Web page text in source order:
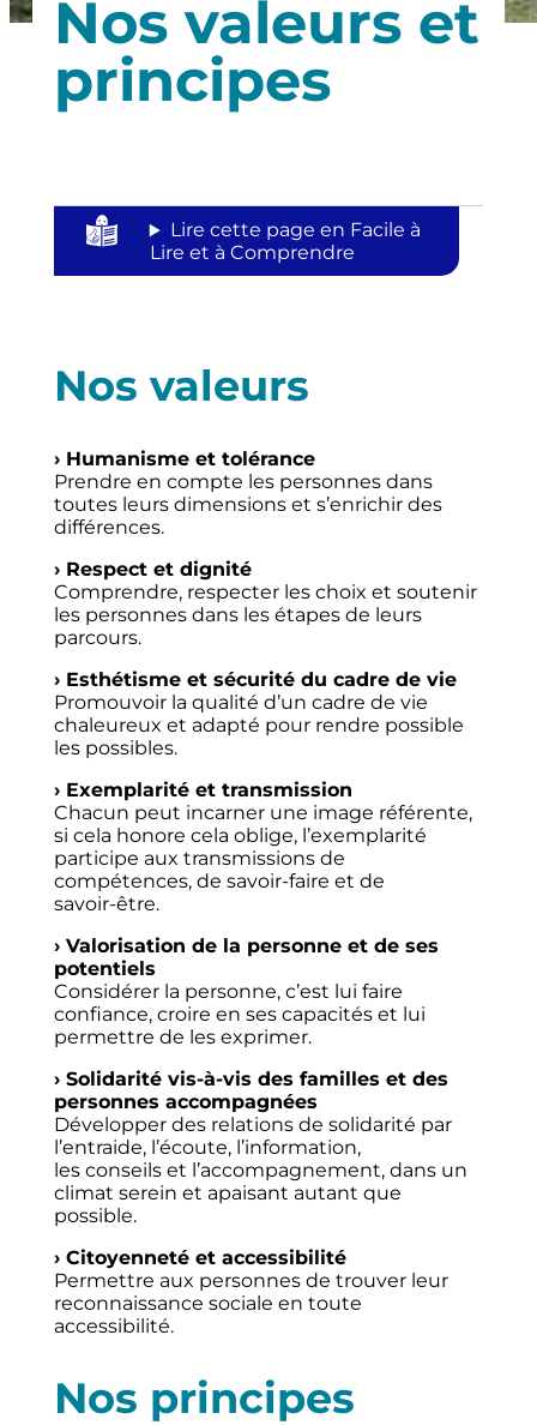
Nos valeurs et
principes
Lire cette page en Facile à
Lire et à Comprendre
Nos valeurs
› Humanisme et tolérance
Prendre en compte les personnes dans
toutes leurs dimensions et s’enrichir des
différences.
› Respect et dignité
Comprendre, respecter les choix et soutenir
les personnes dans les étapes de leurs
parcours.
› Esthétisme et sécurité du cadre de vie
Promouvoir la qualité d’un cadre de vie
chaleureux et adapté pour rendre possible
les possibles.
› Exemplarité et transmission
Chacun peut incarner une image référente,
si cela honore cela oblige, l’exemplarité
participe aux transmissions de
compétences, de savoir-faire et de
savoir-être.
› Valorisation de la personne et de ses
potentiels
Considérer la personne, c’est lui faire
confiance, croire en ses capacités et lui
permettre de les exprimer.
› Solidarité vis-à-vis des familles et des
personnes accompagnées
Développer des relations de solidarité par
l’entraide, l’écoute, l’information,
les conseils et l’accompagnement, dans un
climat serein et apaisant autant que
possible.
› Citoyenneté et accessibilité
Permettre aux personnes de trouver leur
reconnaissance sociale en toute
accessibilité.
Nos principes